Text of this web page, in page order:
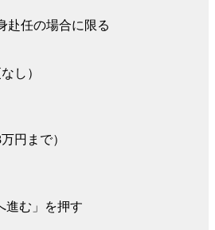
赴任の場合に限る
し）
円まで）
進む」を押す